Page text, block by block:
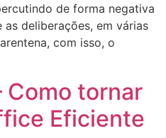
de forma negativa
deliberações, em várias
com isso, o
Como tornar
Eficiente